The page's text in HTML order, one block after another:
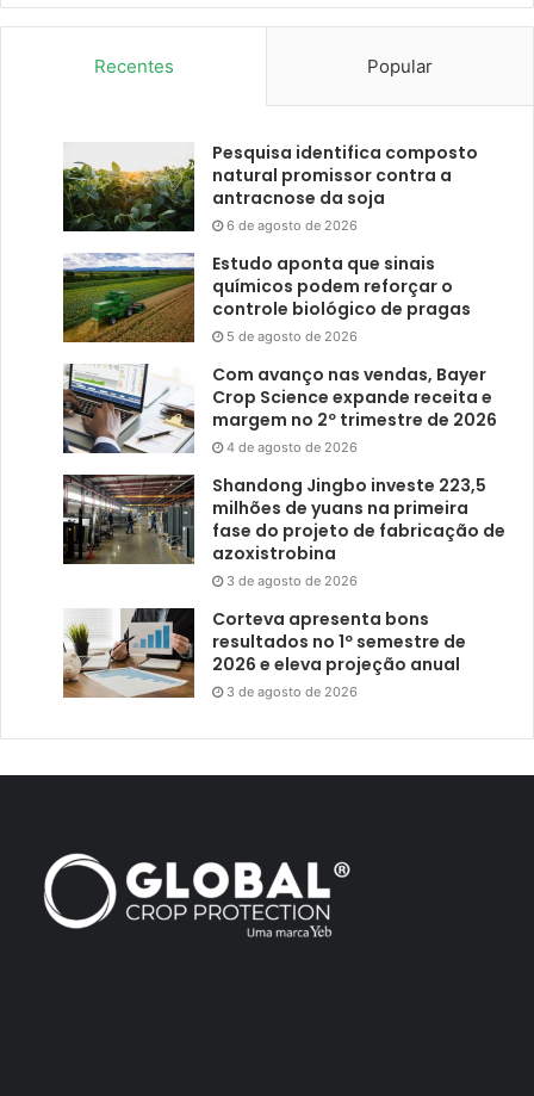
Recentes Popular
Pesquisa identifica composto
natural promissor contra a
antracnose da soja
6 de agosto de 2026
Estudo aponta que sinais
químicos podem reforçar o
controle biológico de pragas
5 de agosto de 2026
Com avanço nas vendas, Bayer
Crop Science expande receita e
margem no 2º trimestre de 2026
4 de agosto de 2026
Shandong Jingbo investe 223,5
milhões de yuans na primeira
fase do projeto de fabricação de
azoxistrobina
3 de agosto de 2026
Corteva apresenta bons
resultados no 1º semestre de
2026 e eleva projeção anual
3 de agosto de 2026